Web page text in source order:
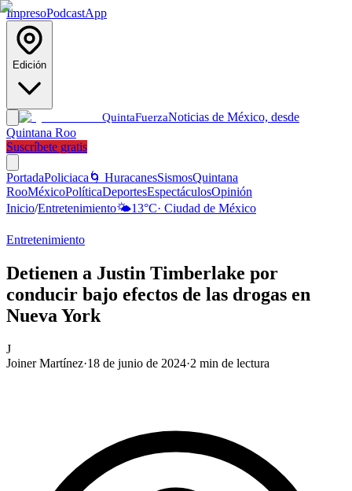
ImpresoPodcastApp
Edición
QuintaFuerzaNoticias de México, desde
Quintana Roo
Suscríbete gratis
PortadaPoliciaca 🌀 HuracanesSismosQuintana
RooMéxicoPolíticaDeportesEspectáculosOpinión
Inicio/Entretenimiento🌤️13°C· Ciudad de México
Entretenimiento
Detienen a Justin Timberlake por
conducir bajo efectos de las drogas en
Nueva York
J
Joiner Martínez·18 de junio de 2024·2 min de lectura